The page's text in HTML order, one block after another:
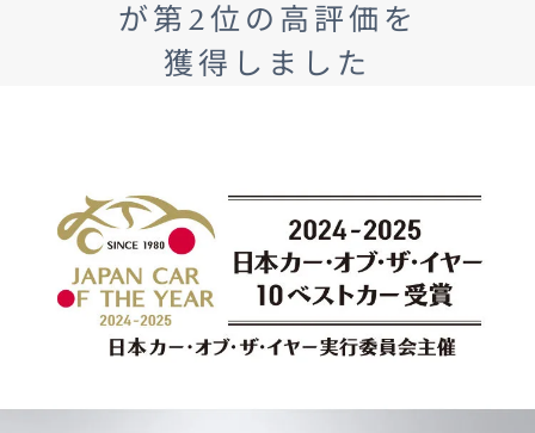
ご購入サポート
クルマ購入ガイド
マツダを知る
オーナーサポート
お知らせ配信の登録・解除
が第2位の高評価を
獲得しました